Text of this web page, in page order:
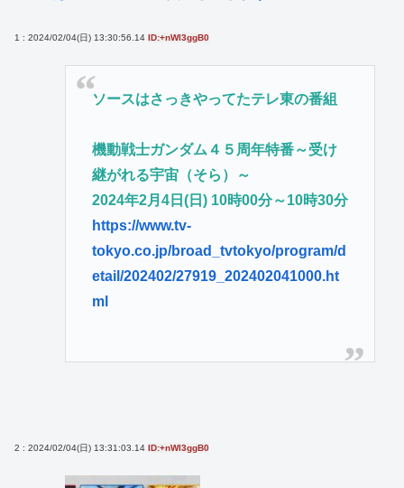
1 : 2024/02/04(日) 13:30:56.14 ID:+nWl3ggB0
ソースはさっきやってたテレ東の番組
機動戦士ガンダム４５周年特番～受け
継がれる宇宙（そら）～
2024年2月4日(日) 10時00分～10時30分
https://www.tv-
tokyo.co.jp/broad_tvtokyo/program/d
etail/202402/27919_202402041000.ht
ml
2 : 2024/02/04(日) 13:31:03.14 ID:+nWl3ggB0